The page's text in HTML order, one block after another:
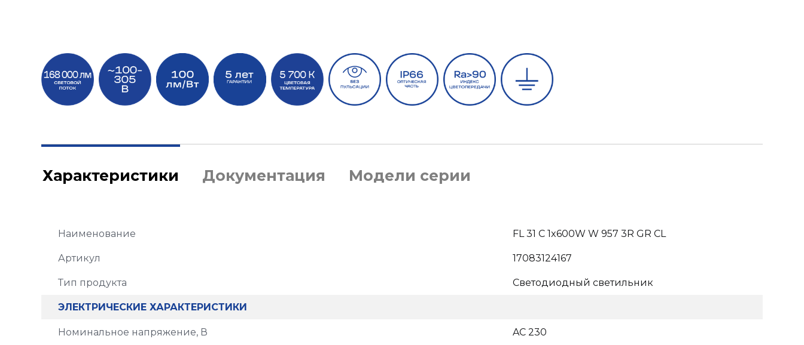
Характеристики Документация Модели серии
Наименование FL 31 C 1x600W W 957 3R GR CL
Артикул 17083124167
Тип продукта Светодиодный светильник
ЭЛЕКТРИЧЕСКИЕ ХАРАКТЕРИСТИКИ
Номинальное напряжение, В AC 230